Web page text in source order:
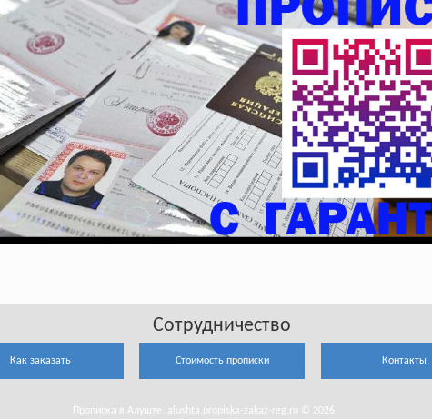
Сотрудничество
Как заказать Стоимость прописки Контакты
Прописка в Алуште. alushta.propiska-zakaz-reg.ru © 2026